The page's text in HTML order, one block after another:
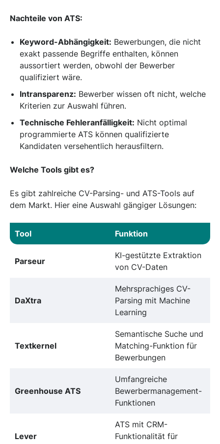
Nachteile von ATS:
Keyword-Abhängigkeit: Bewerbungen, die nicht
exakt passende Begriffe enthalten, können
aussortiert werden, obwohl der Bewerber
qualifiziert wäre.
Intransparenz: Bewerber wissen oft nicht, welche
Kriterien zur Auswahl führen.
Technische Fehleranfälligkeit: Nicht optimal
programmierte ATS können qualifizierte
Kandidaten versehentlich herausfiltern.
Welche Tools gibt es?
Es gibt zahlreiche CV-Parsing- und ATS-Tools auf
dem Markt. Hier eine Auswahl gängiger Lösungen:
Tool Funktion
Parseur
KI-gestützte Extraktion
von CV-Daten
DaXtra
Mehrsprachiges CV-
Parsing mit Machine
Learning
Textkernel
Semantische Suche und
Matching-Funktion für
Bewerbungen
Greenhouse ATS
Umfangreiche
Bewerbermanagement-
Funktionen
Lever
ATS mit CRM-
Funktionalität für